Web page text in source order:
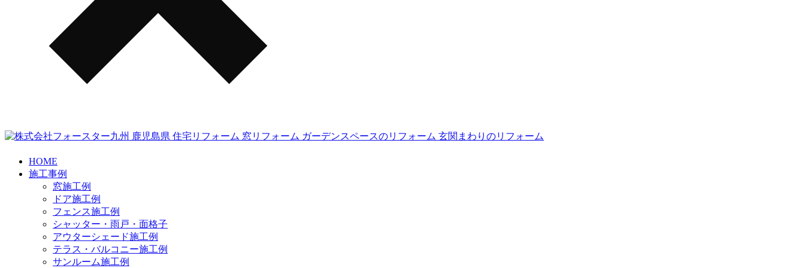
HOME
施工事例
窓施工例
ドア施工例
フェンス施工例
シャッター・雨戸・面格子
アウターシェード施工例
テラス・バルコニー施工例
サンルーム施工例